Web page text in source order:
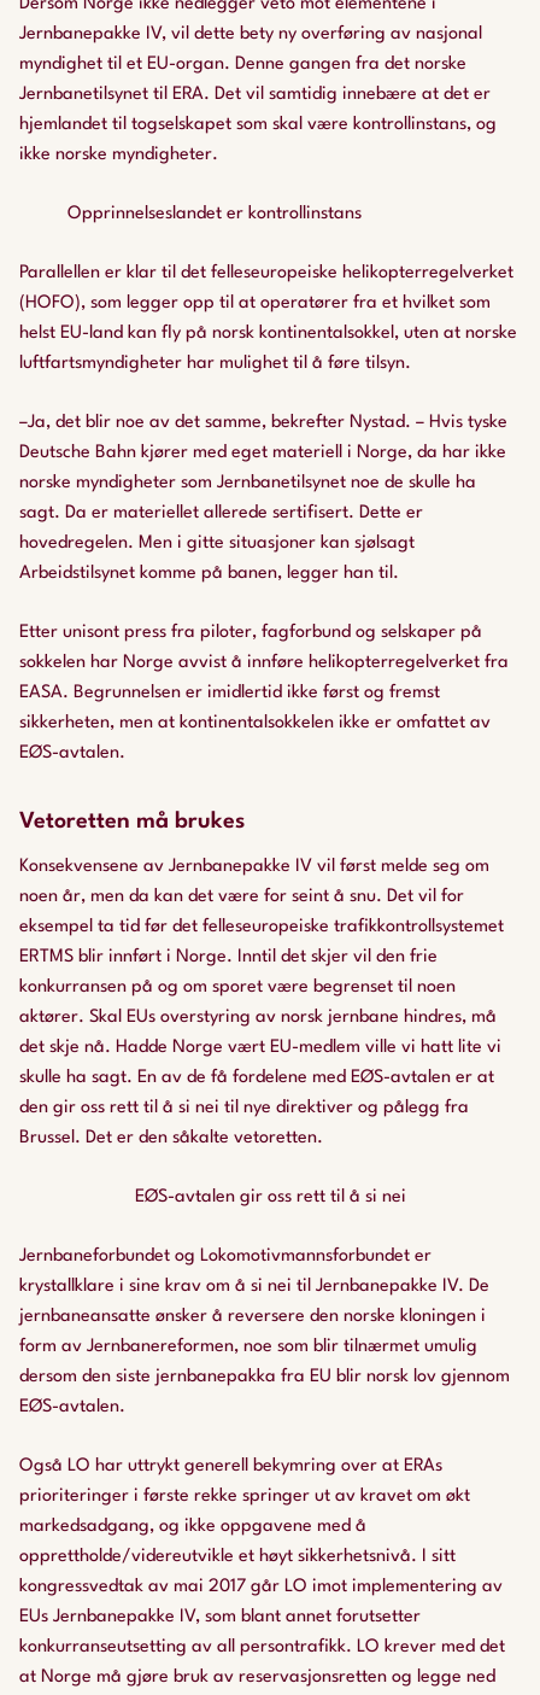
Dersom Norge ikke nedlegger veto mot elementene i
Jernbanepakke IV, vil dette bety ny overføring av nasjonal
myndighet til et EU-organ. Denne gangen fra det norske
Jernbanetilsynet til ERA. Det vil samtidig innebære at det er
hjemlandet til togselskapet som skal være kontrollinstans, og
ikke norske myndigheter.
Opprinnelseslandet er kontrollinstans
Parallellen er klar til det felleseuropeiske helikopterregelverket
(HOFO), som legger opp til at operatører fra et hvilket som
helst EU-land kan fly på norsk kontinentalsokkel, uten at norske
luftfartsmyndigheter har mulighet til å føre tilsyn.
–Ja, det blir noe av det samme, bekrefter Nystad. – Hvis tyske
Deutsche Bahn kjører med eget materiell i Norge, da har ikke
norske myndigheter som Jernbanetilsynet noe de skulle ha
sagt. Da er materiellet allerede sertifisert. Dette er
hovedregelen. Men i gitte situasjoner kan sjølsagt
Arbeidstilsynet komme på banen, legger han til.
Etter unisont press fra piloter, fagforbund og selskaper på
sokkelen har Norge avvist å innføre helikopterregelverket fra
EASA. Begrunnelsen er imidlertid ikke først og fremst
sikkerheten, men at kontinentalsokkelen ikke er omfattet av
EØS-avtalen.
Vetoretten må brukes
Konsekvensene av Jernbanepakke IV vil først melde seg om
noen år, men da kan det være for seint å snu. Det vil for
eksempel ta tid før det felleseuropeiske trafikkontrollsystemet
ERTMS blir innført i Norge. Inntil det skjer vil den frie
konkurransen på og om sporet være begrenset til noen
aktører. Skal EUs overstyring av norsk jernbane hindres, må
det skje nå. Hadde Norge vært EU-medlem ville vi hatt lite vi
skulle ha sagt. En av de få fordelene med EØS-avtalen er at
den gir oss rett til å si nei til nye direktiver og pålegg fra
Brussel. Det er den såkalte vetoretten.
EØS-avtalen gir oss rett til å si nei
Jernbaneforbundet og Lokomotivmannsforbundet er
krystallklare i sine krav om å si nei til Jernbanepakke IV. De
jernbaneansatte ønsker å reversere den norske kloningen i
form av Jernbanereformen, noe som blir tilnærmet umulig
dersom den siste jernbanepakka fra EU blir norsk lov gjennom
EØS-avtalen.
Også LO har uttrykt generell bekymring over at ERAs
prioriteringer i første rekke springer ut av kravet om økt
markedsadgang, og ikke oppgavene med å
opprettholde/videreutvikle et høyt sikkerhetsnivå. I sitt
kongressvedtak av mai 2017 går LO imot implementering av
EUs Jernbanepakke IV, som blant annet forutsetter
konkurranseutsetting av all persontrafikk. LO krever med det
at Norge må gjøre bruk av reservasjonsretten og legge ned